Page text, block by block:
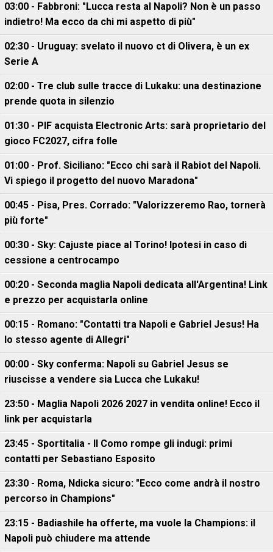
03:00 - Fabbroni: "Lucca resta al Napoli? Non è un passo
indietro! Ma ecco da chi mi aspetto di più"
02:30 - Uruguay: svelato il nuovo ct di Olivera, è un ex
Serie A
02:00 - Tre club sulle tracce di Lukaku: una destinazione
prende quota in silenzio
01:30 - PIF acquista Electronic Arts: sarà proprietario del
gioco FC2027, cifra folle
01:00 - Prof. Siciliano: "Ecco chi sarà il Rabiot del Napoli.
Vi spiego il progetto del nuovo Maradona"
00:45 - Pisa, Pres. Corrado: "Valorizzeremo Rao, tornerà
più forte"
00:30 - Sky: Cajuste piace al Torino! Ipotesi in caso di
cessione a centrocampo
00:20 - Seconda maglia Napoli dedicata all'Argentina! Link
e prezzo per acquistarla online
00:15 - Romano: "Contatti tra Napoli e Gabriel Jesus! Ha
lo stesso agente di Allegri"
00:00 - Sky conferma: Napoli su Gabriel Jesus se
riuscisse a vendere sia Lucca che Lukaku!
23:50 - Maglia Napoli 2026 2027 in vendita online! Ecco il
link per acquistarla
23:45 - Sportitalia - Il Como rompe gli indugi: primi
contatti per Sebastiano Esposito
23:30 - Roma, Ndicka sicuro: "Ecco come andrà il nostro
percorso in Champions"
23:15 - Badiashile ha offerte, ma vuole la Champions: il
Napoli può chiudere ma attende